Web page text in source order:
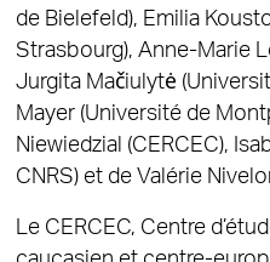
de Bielefeld), Emilia
Strasbourg), Anne-Marie
Jurgita Mačiulytė
Mayer (Université de
Niewiedzial (CERCEC),
CNRS) et de Valérie
Le CERCEC, Centre